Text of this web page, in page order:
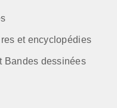
et encyclopédies
Bandes dessinées